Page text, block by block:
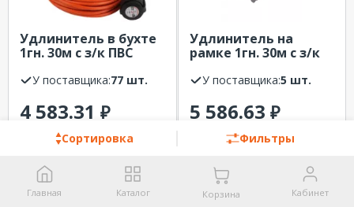
Сортировка Фильтры
Удлинитель в бухте
1гн. 30м с з/к ПВС
3x1.5-30m
У поставщика: 77 шт.
4 583.31 ₽
Привезем за 5
Удлинитель на
рамке 1гн. 30м с з/к
1e-3x1,5-30m-IP44(KG)
У поставщика: 5 шт.
5 586.63 ₽
Привезем за 5
Главная Каталог Корзина Кабинет